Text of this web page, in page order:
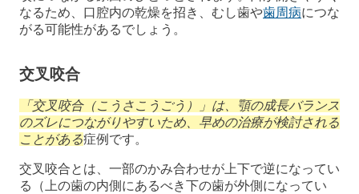
なるため、口腔内の乾燥を招き、むし歯や歯周病につな
がる可能性があるでしょう。
交叉咬合
「交叉咬合（こうさこうごう）」は、顎の成長バランス
のズレにつながりやすいため、早めの治療が検討される
ことがある症例です。
交叉咬合とは、一部のかみ合わせが上下で逆になってい
る（上の歯の内側にあるべき下の歯が外側になってい